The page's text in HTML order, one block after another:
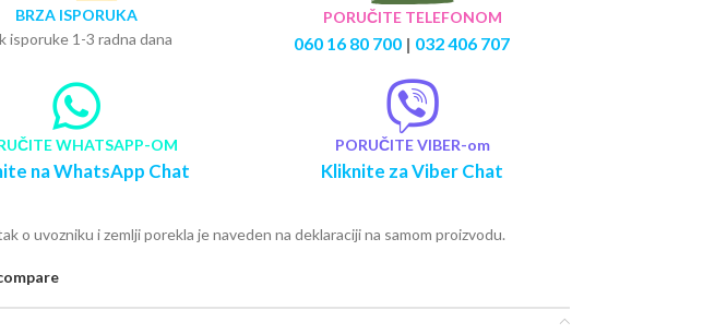
BRZA ISPORUKA
isporuke 1-3 radna dana
PORUČITE TELEFONOM
060 16 80 700| 032 406 707
WHATSAPP-OM
na WhatsApp Chat
PORUČITE VIBER-om
Kliknite za Viber Chat
o uvozniku i zemlji porekla je naveden na deklaraciji na samom proizvodu.